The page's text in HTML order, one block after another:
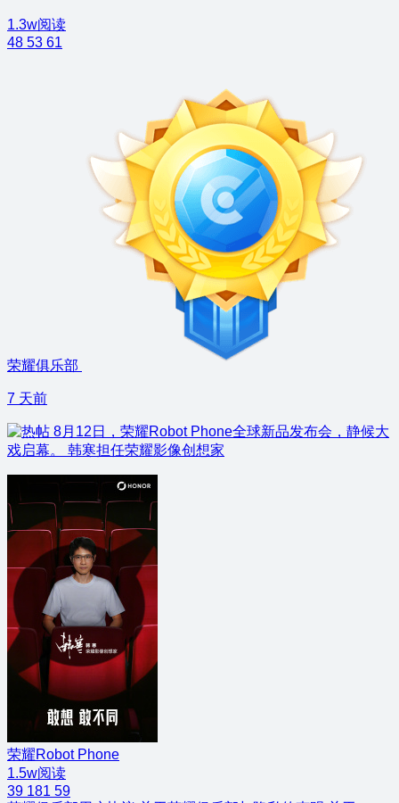
1.3w阅读
48 53 61
荣耀俱乐部
7 天前
8月12日，荣耀Robot Phone全球新品发布会，静候大
戏启幕。 韩寒担任荣耀影像创想家
荣耀Robot Phone
1.5w阅读
39 181 59